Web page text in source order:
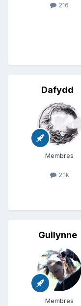
216
Dafydd
Membres
2.1k
Guilynne
Membres